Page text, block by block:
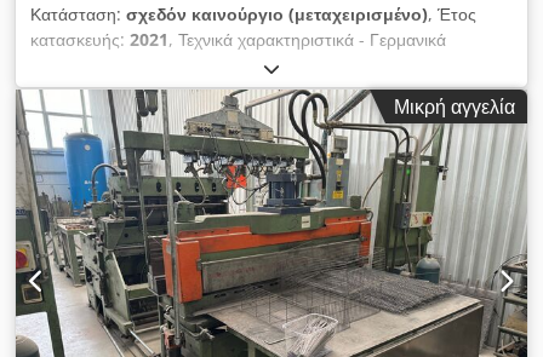
Κατάσταση: σχεδόν καινούργιο (μεταχειρισμένο), Έτος
κατασκευής: 2021, Τεχνικά χαρακτηριστικά - Γερμανικά
Codpfozl A Rtsx Airerf --- Ονομαστική ισχύς σε 50% κύκλο
λειτουργίας: 50kVA Ρεύμα βραχυκυκλώματος: 25kA Δύναμη
ηλεκτροδίων: 420daN Απόσταση βραχίονα: 380-700mm
Απόσταση βραχιόνων: 205mm Κώνος ηλεκτροδίων: Mk2 ---
Έλεγχος συγκόλλησης: RS 17 (5 προγράμματα, 2 ρυθμίσεις) ---
Περιλαμβάνει επιπλέον επιλογές: - Διπλός ποδοδιακόπτης
(Ισχύς 1 + Ισχύς 2) - Κεντρικός διακόπτης - Καλώδιο σύνδεσης
3μ + βύσμα Cekon 63A --- Εγγύηση 6 μήνες --- Εκπαίδευση +
θέση σε λειτουργία κατόπιν αιτήματος --- Ηλεκτρόδια
σημειακής συγκόλλησης + ανταλλακτικά διαθέσιμα άμεσα από
την αποθήκη --- Περισσότερες πληροφορίες στην ιστοσελίδα
μας
Μικρή αγγελία